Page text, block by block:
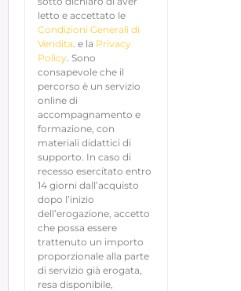
letto e accettato le
Condizioni Generali di
Vendita . e la Privacy
Policy . Sono
consapevole che il
percorso è un servizio
online di
accompagnamento e
formazione, con
materiali didattici di
supporto. In caso di
recesso esercitato entro
14 giorni dall’acquisto
dopo l’inizio
dell’erogazione, accetto
che possa essere
trattenuto un importo
proporzionale alla parte
di servizio già erogata,
resa disponibile,